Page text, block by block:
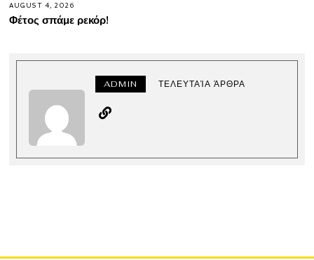
AUGUST 4, 2026
Φέτος σπάμε ρεκόρ!
ADMIN ΤΕΛΕΥΤΑΊΑ ΆΡΘΡΑ